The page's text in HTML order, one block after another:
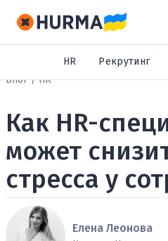
HR
Рекрутинг
Блог
HR
Как HR-
может
стресса у
Елена Леонова